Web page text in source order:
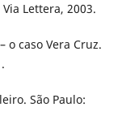
Lettera, 2003.
o caso Vera Cruz.
São Paulo: